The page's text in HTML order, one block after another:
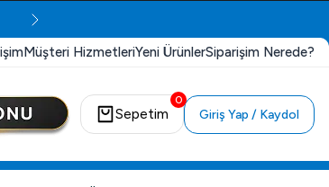
Müşteri HizmetleriYeni ÜrünlerSiparişim Nerede?
0
Sepetim Giriş Yap / Kaydol